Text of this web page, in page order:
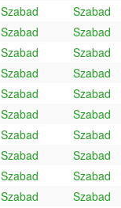
Szabad
Szabad
Szabad
Szabad
Szabad
Szabad
Szabad
Szabad
Szabad
Szabad
Szabad
Szabad
Szabad
Szabad
Szabad
Szabad
Szabad
Szabad
Szabad
Szabad